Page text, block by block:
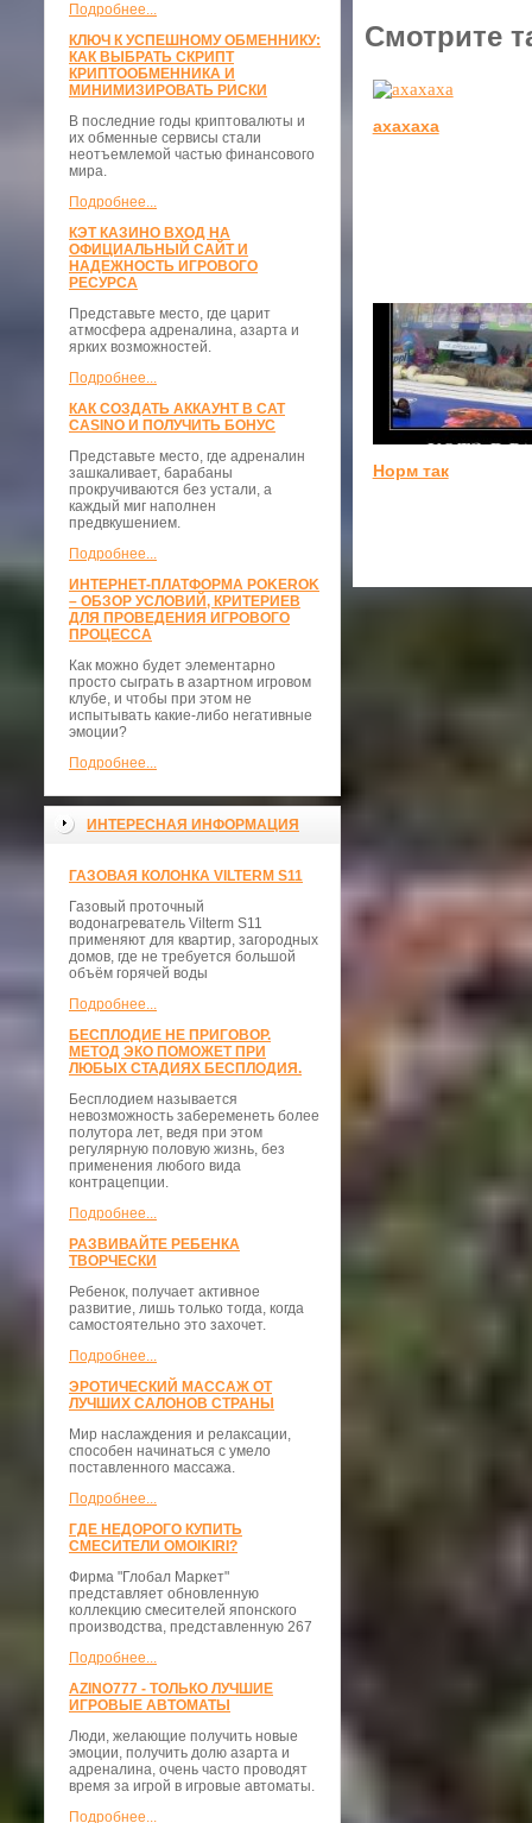
Подробнее...
КЛЮЧ К УСПЕШНОМУ ОБМЕННИКУ:
КАК ВЫБРАТЬ СКРИПТ
КРИПТООБМЕННИКА И
МИНИМИЗИРОВАТЬ РИСКИ
В последние годы криптовалюты и
их обменные сервисы стали
неотъемлемой частью финансового
мира.
Подробнее...
КЭТ КАЗИНО ВХОД НА
ОФИЦИАЛЬНЫЙ САЙТ И
НАДЕЖНОСТЬ ИГРОВОГО
РЕСУРСА
Представьте место, где царит
атмосфера адреналина, азарта и
ярких возможностей.
Подробнее...
КАК СОЗДАТЬ АККАУНТ В CAT
CASINO И ПОЛУЧИТЬ БОНУС
Представьте место, где адреналин
зашкаливает, барабаны
прокручиваются без устали, а
каждый миг наполнен
предвкушением.
Подробнее...
ИНТЕРНЕТ-ПЛАТФОРМА POKEROK
– ОБЗОР УСЛОВИЙ, КРИТЕРИЕВ
ДЛЯ ПРОВЕДЕНИЯ ИГРОВОГО
ПРОЦЕССА
Как можно будет элементарно
просто сыграть в азартном игровом
клубе, и чтобы при этом не
испытывать какие-либо негативные
эмоции?
Подробнее...
ИНТЕРЕСНАЯ ИНФОРМАЦИЯ
ГАЗОВАЯ КОЛОНКА VILTERM S11
Газовый проточный
водонагреватель Vilterm S11
применяют для квартир, загородных
домов, где не требуется большой
объём горячей воды
Подробнее...
БЕСПЛОДИЕ НЕ ПРИГОВОР.
МЕТОД ЭКО ПОМОЖЕТ ПРИ
ЛЮБЫХ СТАДИЯХ БЕСПЛОДИЯ.
Бесплодием называется
невозможность забеременеть более
полутора лет, ведя при этом
регулярную половую жизнь, без
применения любого вида
контрацепции.
Подробнее...
РАЗВИВАЙТЕ РЕБЕНКА
ТВОРЧЕСКИ
Ребенок, получает активное
развитие, лишь только тогда, когда
самостоятельно это захочет.
Подробнее...
ЭРОТИЧЕСКИЙ МАССАЖ ОТ
ЛУЧШИХ САЛОНОВ СТРАНЫ
Мир наслаждения и релаксации,
способен начинаться с умело
поставленного массажа.
Подробнее...
ГДЕ НЕДОРОГО КУПИТЬ
СМЕСИТЕЛИ OMOIKIRI?
Фирма "Глобал Маркет"
представляет обновленную
коллекцию смесителей японского
производства, представленную 267
Подробнее...
AZINO777 - ТОЛЬКО ЛУЧШИЕ
ИГРОВЫЕ АВТОМАТЫ
Люди, желающие получить новые
эмоции, получить долю азарта и
адреналина, очень часто проводят
время за игрой в игровые автоматы.
Подробнее...
Смотрите
ахахаха
Норм так